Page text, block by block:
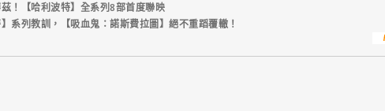
！【哈利波特】全系列8部首度聯映
系列教訓，【吸血鬼：諾斯費拉圖】絕不重蹈覆轍！